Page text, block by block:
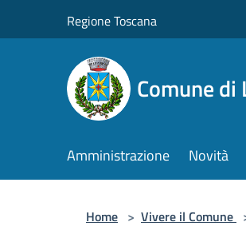
Regione Toscana
Comune di
Amministrazione Novità
Home > Vivere il Comune